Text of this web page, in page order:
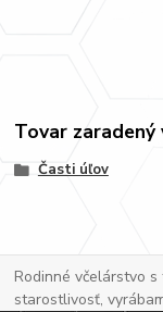
Tovar
Časti úľov
Rodinné včelárstvo
starostlivosť,